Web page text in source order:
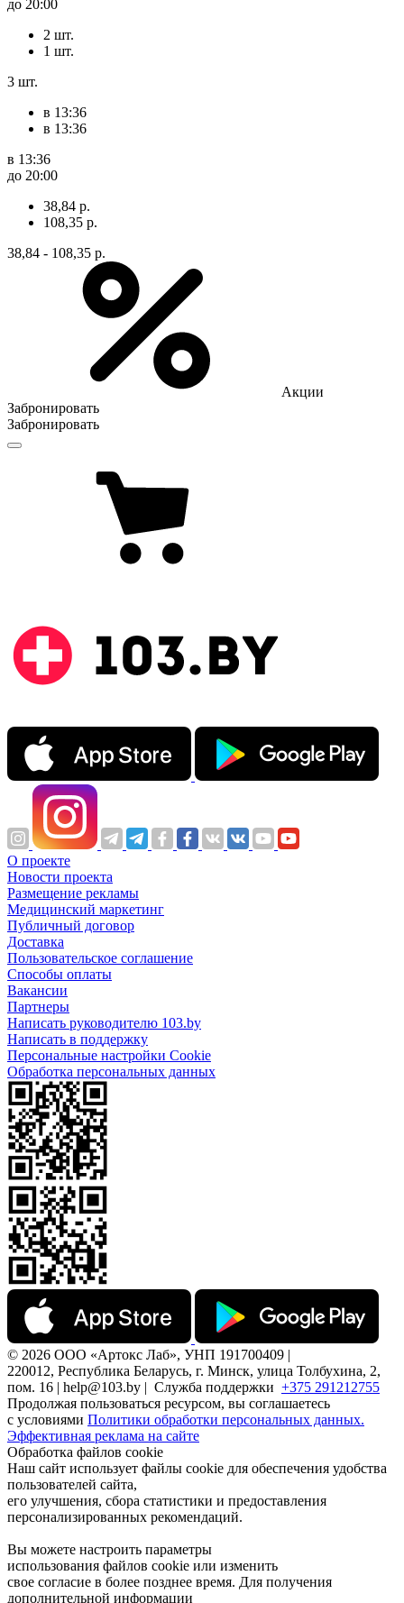
до 20:00
2 шт.
1 шт.
3 шт.
в 13:36
в 13:36
в 13:36
до 20:00
38,84 р.
108,35 р.
38,84 - 108,35 р.
Акции
Забронировать
Забронировать
О проекте
Новости проекта
Размещение рекламы
Медицинский маркетинг
Публичный договор
Доставка
Пользовательское соглашение
Способы оплаты
Вакансии
Партнеры
Написать руководителю 103.by
Написать в поддержку
Персональные настройки Cookie
Обработка персональных данных
© 2026 ООО «Артокс Лаб», УНП 191700409 |
220012, Республика Беларусь, г. Минск, улица Толбухина, 2,
пом. 16 | help@103.by | Служба поддержки +375 291212755
Продолжая пользоваться ресурсом, вы соглашаетесь
с условиями Политики обработки персональных данных.
Эффективная реклама на сайте
Обработка файлов cookie
Наш сайт использует файлы cookie для обеспечения удобства
пользователей сайта,
его улучшения, сбора статистики и предоставления
персонализированных рекомендаций.
Вы можете настроить параметры
использования файлов cookie или изменить
свое согласие в более позднее время. Для получения
дополнительной информации